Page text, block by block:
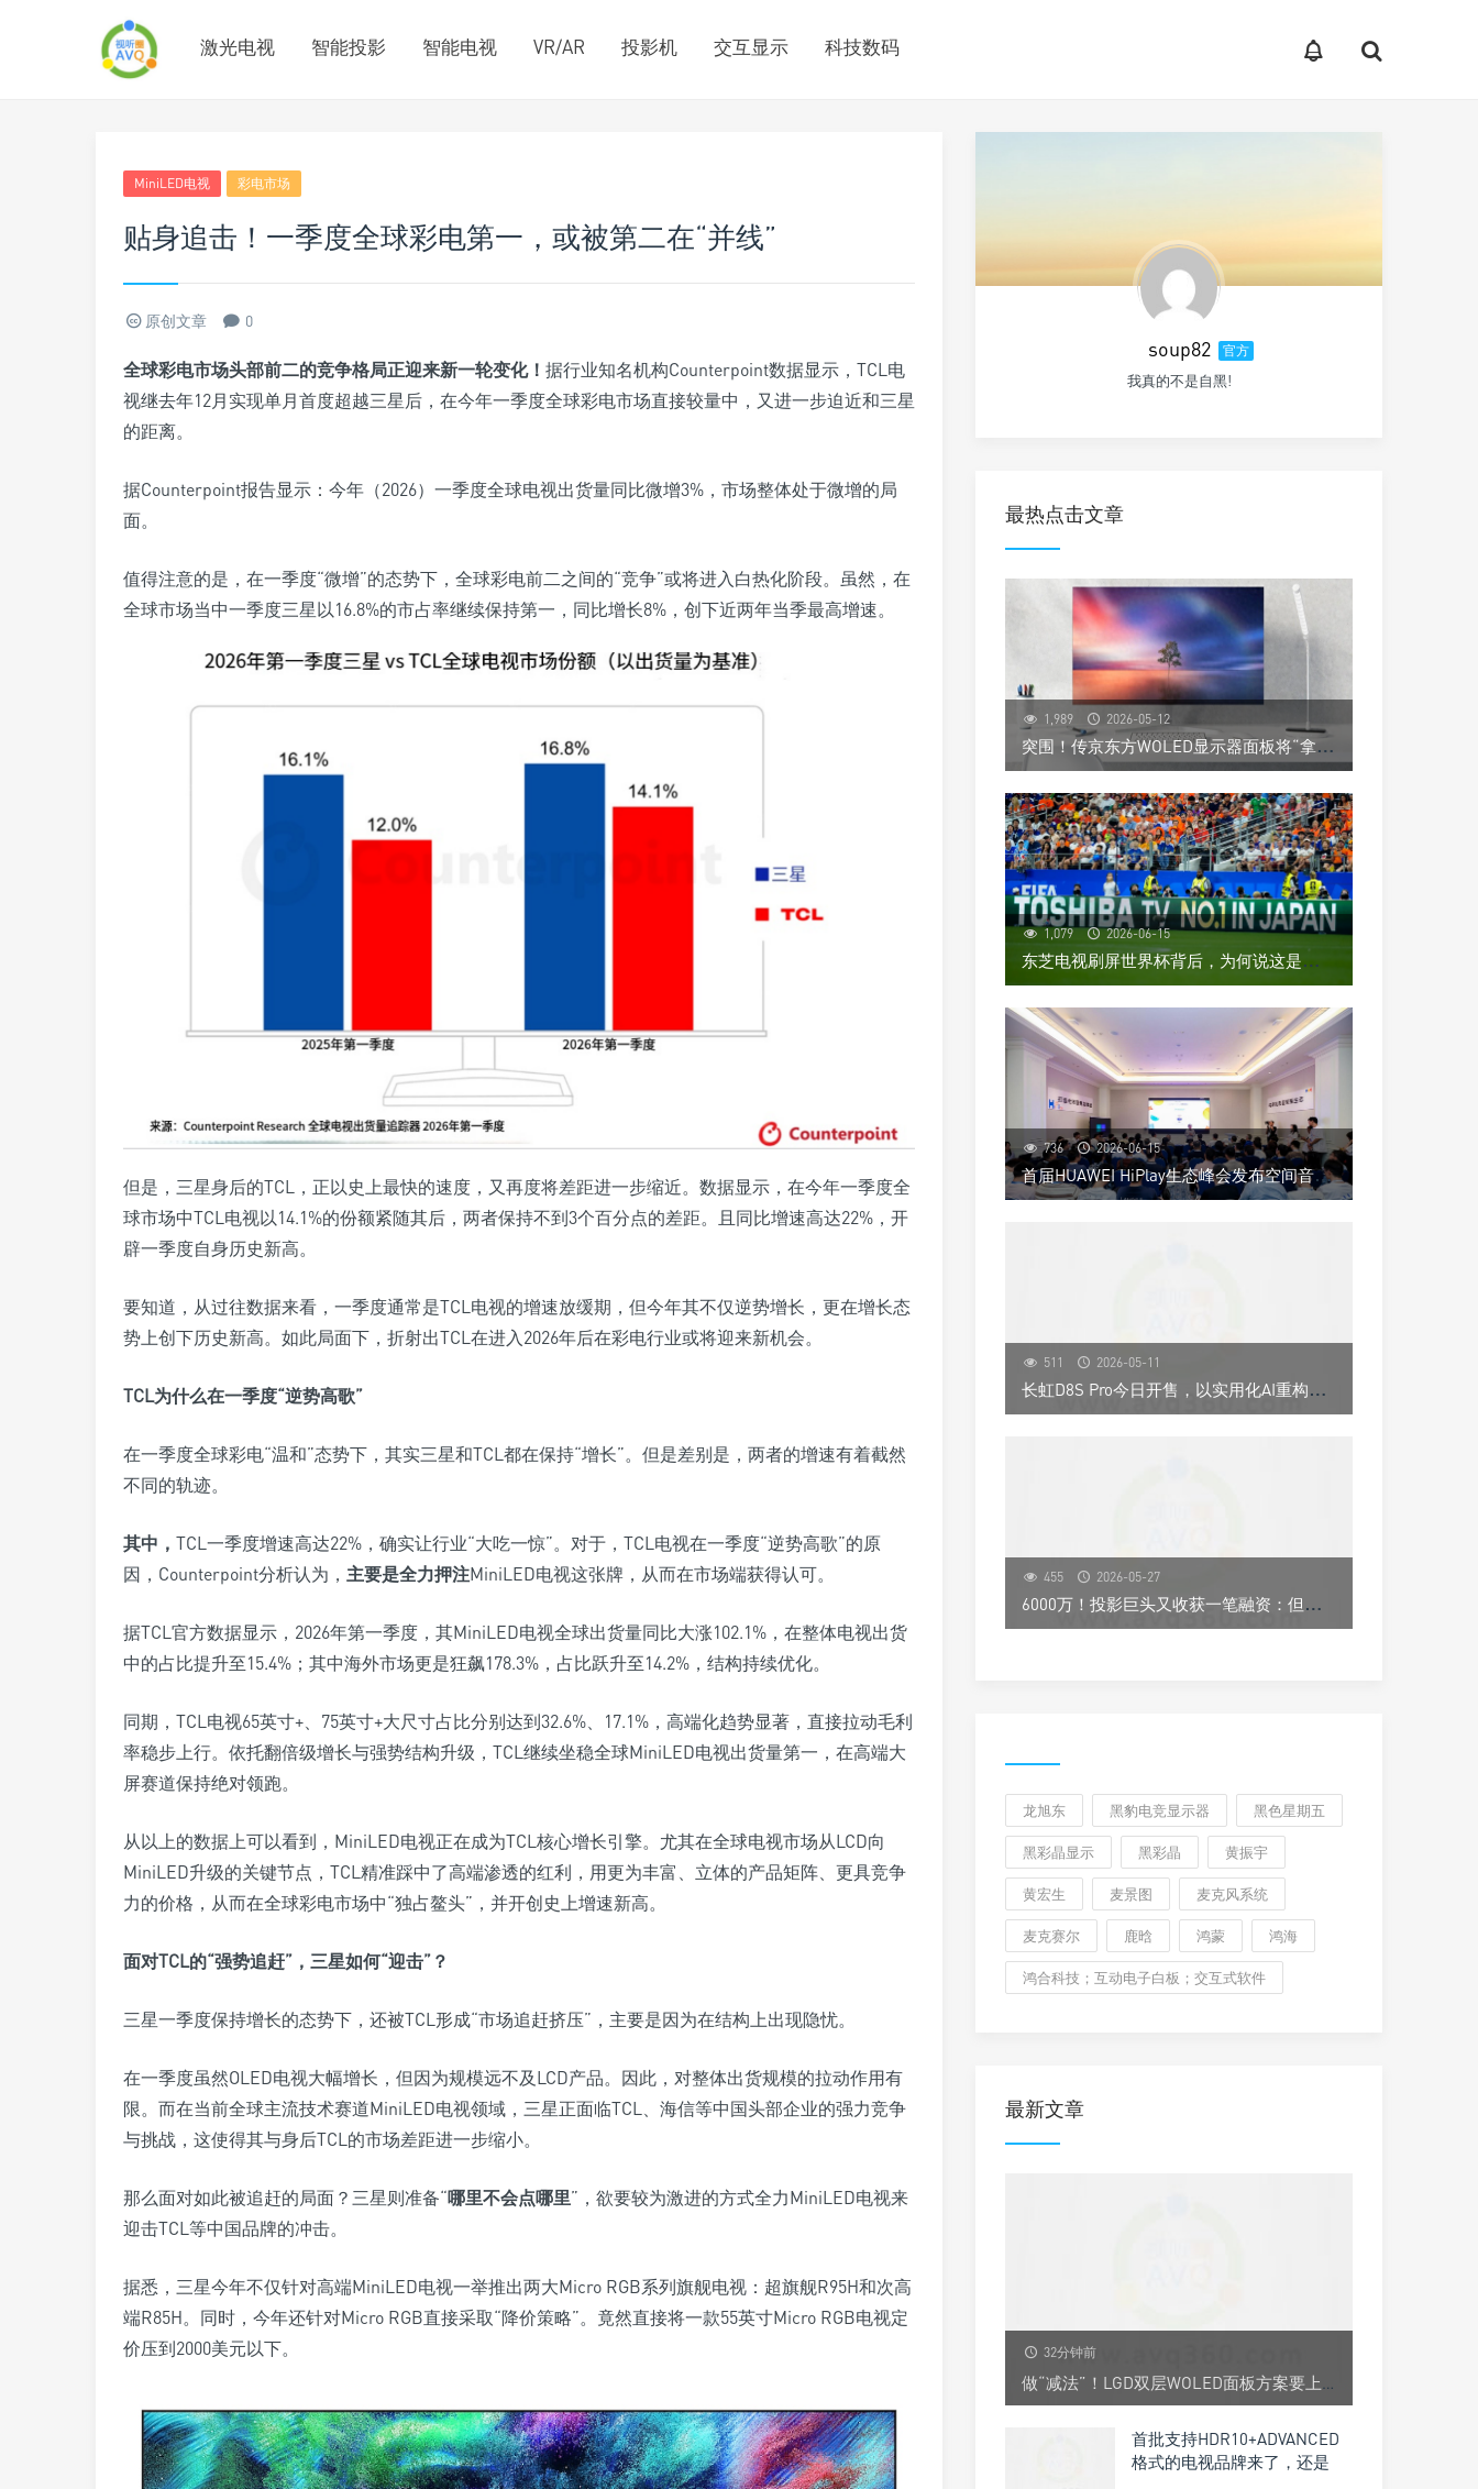
激光电视 智能投影 智能电视 VR/AR 投影机 交互显示 科技数码
MiniLED电视 彩电市场
贴身追击！一季度全球彩电第一，或被第二在“并线”
原创文章 0
全球彩电市场头部前二的竞争格局正迎来新一轮变化！ 据行业知名机构Counterpoint数据显示，TCL电
视继去年12月实现单月首度超越三星后，在今年一季度全球彩电市场直接较量中，又进一步迫近和三星
的距离。
据Counterpoint报告显示：今年（2026）一季度全球电视出货量同比微增3%，市场整体处于微增的局
面。
值得注意的是，在一季度“微增”的态势下，全球彩电前二之间的“竞争”或将进入白热化阶段。虽然，在
全球市场当中一季度三星以16.8%的市占率继续保持第一，同比增长8%，创下近两年当季最高增速。
但是，三星身后的TCL，正以史上最快的速度，又再度将差距进一步缩近。数据显示，在今年一季度全
球市场中TCL电视以14.1%的份额紧随其后，两者保持不到3个百分点的差距。且同比增速高达22%，开
辟一季度自身历史新高。
要知道，从过往数据来看，一季度通常是TCL电视的增速放缓期，但今年其不仅逆势增长，更在增长态
势上创下历史新高。如此局面下，折射出TCL在进入2026年后在彩电行业或将迎来新机会。
TCL为什么在一季度“逆势高歌”
在一季度全球彩电“温和”态势下，其实三星和TCL都在保持“增长”。但是差别是，两者的增速有着截然
不同的轨迹。
其中， TCL一季度增速高达22%，确实让行业“大吃一惊”。对于，TCL电视在一季度“逆势高歌”的原
因，Counterpoint分析认为， 主要是全力押注MiniLED电视这张牌，从而在市场端获得认可。
据TCL官方数据显示，2026年第一季度，其MiniLED电视全球出货量同比大涨102.1%，在整体电视出货
中的占比提升至15.4%；其中海外市场更是狂飙178.3%，占比跃升至14.2%，结构持续优化。
同期，TCL电视65英寸+、75英寸+大尺寸占比分别达到32.6%、17.1%，高端化趋势显著，直接拉动毛利
率稳步上行。依托翻倍级增长与强势结构升级，TCL继续坐稳全球MiniLED电视出货量第一，在高端大
屏赛道保持绝对领跑。
从以上的数据上可以看到，MiniLED电视正在成为TCL核心增长引擎。尤其在全球电视市场从LCD向
MiniLED升级的关键节点，TCL精准踩中了高端渗透的红利，用更为丰富、立体的产品矩阵、更具竞争
力的价格，从而在全球彩电市场中“独占鳌头”，并开创史上增速新高。
面对TCL的“强势追赶”，三星如何“迎击”？
三星一季度保持增长的态势下，还被TCL形成“市场追赶挤压”，主要是因为在结构上出现隐忧。
在一季度虽然OLED电视大幅增长，但因为规模远不及LCD产品。因此，对整体出货规模的拉动作用有
限。而在当前全球主流技术赛道MiniLED电视领域，三星正面临TCL、海信等中国头部企业的强力竞争
与挑战，这使得其与身后TCL的市场差距进一步缩小。
那么面对如此被追赶的局面？三星则准备“哪里不会点哪里”，欲要较为激进的方式全力MiniLED电视来
迎击TCL等中国品牌的冲击。
据悉，三星今年不仅针对高端MiniLED电视一举推出两大Micro RGB系列旗舰电视：超旗舰R95H和次高
端R85H。同时，今年还针对Micro RGB直接采取“降价策略”。竟然直接将一款55英寸Micro RGB电视定
价压到2000美元以下。
soup82 官方
我真的不是自黑!
最热点击文章
1,989 2026-05-12
突
围！传京东方WOLED显示器面板将“拿下”首位客户，其还是个全球第一
1,079 2026-06-15
东
芝电视刷屏世界杯背后，为何说这是一场“高端阳谋”？
736 2026-06-15
首
届HUAWEI HiPlay生态峰会发布空间音频技术，开启全场景沉浸音频新时代
511 2026-05-11
长
虹D8S Pro今日开售，以实用化AI重构电视价值
455 2026-05-27
6
000万！投影巨头又收获一笔融资：但这次和投影“无关”
龙旭东 黑豹电竞显示器 黑色星期五
黑彩晶显示 黑彩晶 黄振宇
黄宏生 麦景图 麦克风系统
麦克赛尔 鹿晗 鸿蒙 鸿海
鸿合科技；互动电子白板；交互式软件
最新文章
32分钟前
首批支持HDR10+ADVANCED
格式的电视品牌来了，还是